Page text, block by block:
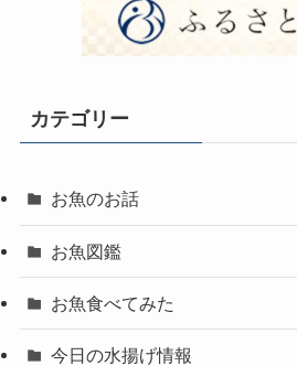
カテゴリー
お魚のお話
お魚図鑑
お魚食べてみた
今日の水揚げ情報